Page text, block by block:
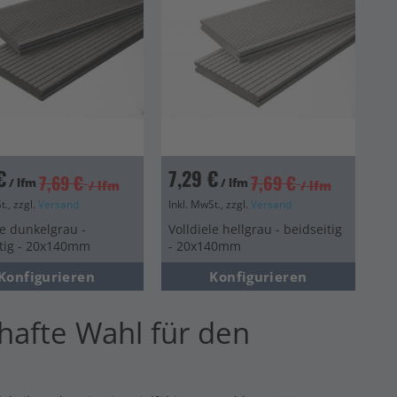
/ lfm 7,69 € / lfm
zzgl.Versand
dunkelgrau -
- 20x140mm
7,29 €/ lfm 7,69 € / lfm
Inkl. MwSt., zzgl. Versand
Volldiele hellgrau - beidseitig
- 20x140mm
Konfigurieren
Wahl für den